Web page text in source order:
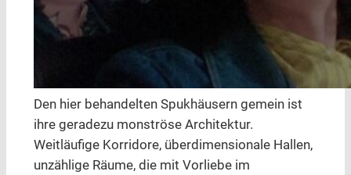
Den hier behandelten Spukhäusern gemein ist
ihre geradezu monströse Architektur.
Weitläufige Korridore, überdimensionale Hallen,
unzählige Räume, die mit Vorliebe im